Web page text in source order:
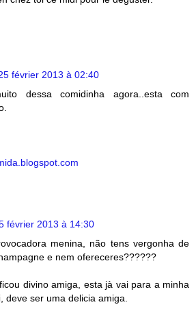
février 2013 à 02:40
dessa comidinha agora..esta com
février 2013 à 14:30
menina, não tens vergonha de
e nem ofereceres??????
divino amiga, esta jà vai para a minha
deve ser uma delicia amiga.